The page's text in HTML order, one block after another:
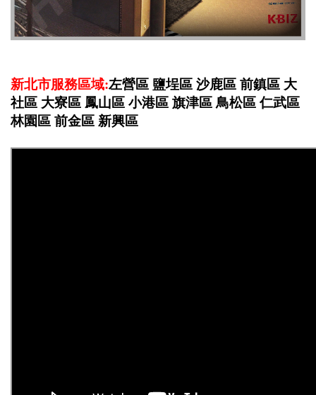
新北市服務區域:左營區 鹽埕區 沙鹿區 前鎮區 大
社區 大寮區 鳳山區 小港區 旗津區 鳥松區 仁武區
林園區 前金區 新興區